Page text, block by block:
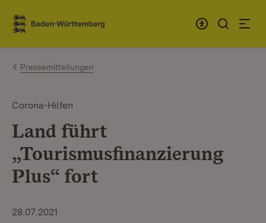
Zum Inhalt springen
Link zur Startseite
Pressemitteilungen
Corona-Hilfen
Land führt
„Tourismusfinanzierung
Plus“ fort
28.07.2021